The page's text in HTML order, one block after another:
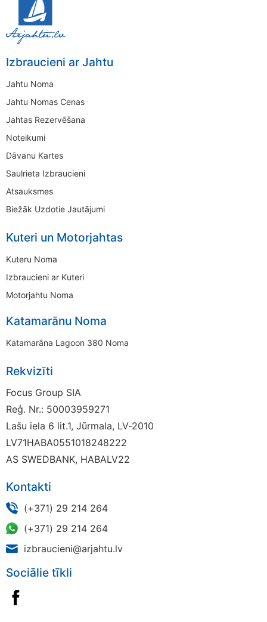
Izbraucieni ar Jahtu
Jahtu Noma
Jahtu Nomas Cenas
Jahtas Rezervēšana
Noteikumi
Dāvanu Kartes
Saulrieta Izbraucieni
Atsauksmes
Biežāk Uzdotie Jautājumi
Kuteri un Motorjahtas
Kuteru Noma
Izbraucieni ar Kuteri
Motorjahtu Noma
Katamarānu Noma
Katamarāna Lagoon 380 Noma
Rekvizīti
Focus Group SIA
Reģ. Nr.: 50003959271
Lašu iela 6 lit.1, Jūrmala, LV-2010
LV71HABA0551018248222
AS SWEDBANK, HABALV22
Kontakti
(+371) 29 214 264
(+371) 29 214 264
izbraucieni@arjahtu.lv
Sociālie tīkli